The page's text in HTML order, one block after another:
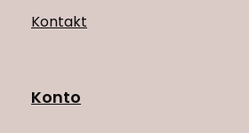
Kontakt
Konto